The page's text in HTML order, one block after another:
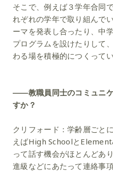
そこで、例えば３学年合同
れぞれの学年で取り組んで
ーマを発表し合ったり、中
プログラムを設けたりして
わる場を積極的につくってい
――教職員同士のコミュニ
すか？
クリフォード：学齢層ごと
えばHigh Schoolと
って話す機会がほとんどあ
進級などにあたって連絡事